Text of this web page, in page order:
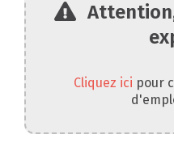
Cliquez ici pour